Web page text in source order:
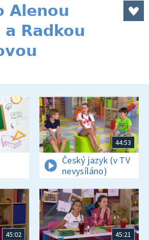
Alenou
Radkou
44:53
Český jazyk (v TV
nevysíláno)
45:02 45:21